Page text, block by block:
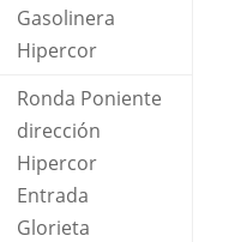
Gasolinera
Hipercor
Ronda Poniente
dirección
Hipercor
Entrada
Glorieta